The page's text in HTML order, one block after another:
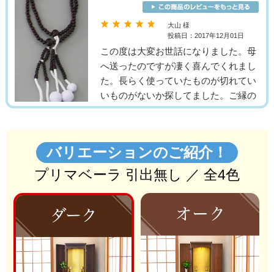
バリエーションのご紹介！
プリマベーラ 引出無し ／ 全4色